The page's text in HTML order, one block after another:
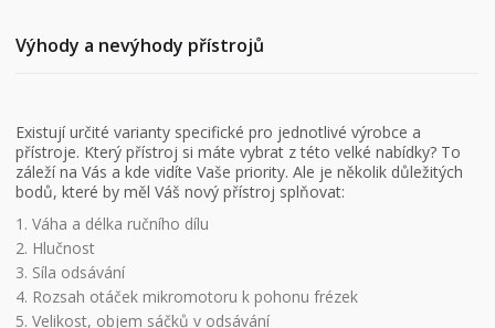
Výhody a nevýhody přístrojů
Existují určité varianty specifické pro jednotlivé výrobce a
přístroje. Který přístroj si máte vybrat z této velké nabídky? To
záleží na Vás a kde vidíte Vaše priority. Ale je několik důležitých
bodů, které by měl Váš nový přístroj splňovat:
Váha a délka ručního dílu
Hlučnost
Síla odsávání
Rozsah otáček mikromotoru k pohonu frézek
Velikost, objem sáčků v odsávání